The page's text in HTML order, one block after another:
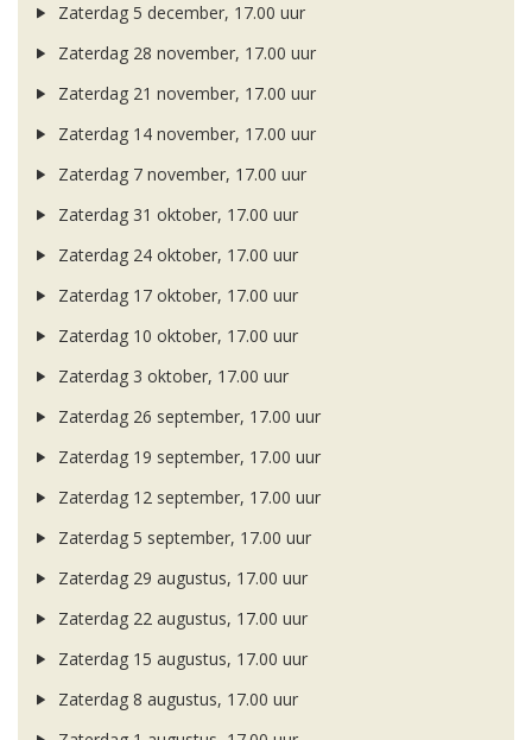
Zaterdag 5 december, 17.00 uur
Zaterdag 28 november, 17.00 uur
Zaterdag 21 november, 17.00 uur
Zaterdag 14 november, 17.00 uur
Zaterdag 7 november, 17.00 uur
Zaterdag 31 oktober, 17.00 uur
Zaterdag 24 oktober, 17.00 uur
Zaterdag 17 oktober, 17.00 uur
Zaterdag 10 oktober, 17.00 uur
Zaterdag 3 oktober, 17.00 uur
Zaterdag 26 september, 17.00 uur
Zaterdag 19 september, 17.00 uur
Zaterdag 12 september, 17.00 uur
Zaterdag 5 september, 17.00 uur
Zaterdag 29 augustus, 17.00 uur
Zaterdag 22 augustus, 17.00 uur
Zaterdag 15 augustus, 17.00 uur
Zaterdag 8 augustus, 17.00 uur